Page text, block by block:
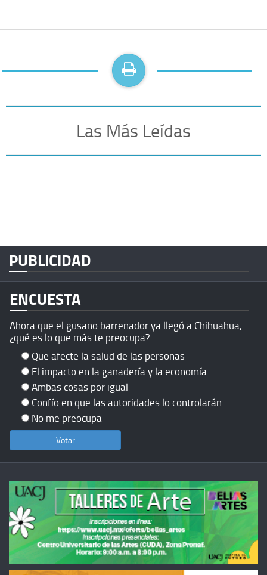
Las Más Leídas
PUBLICIDAD
ENCUESTA
Ahora que el gusano barrenador ya llegó a Chihuahua,
¿qué es lo que más te preocupa?
Que afecte la salud de las personas
El impacto en la ganadería y la economía
Ambas cosas por igual
Confío en que las autoridades lo controlarán
No me preocupa